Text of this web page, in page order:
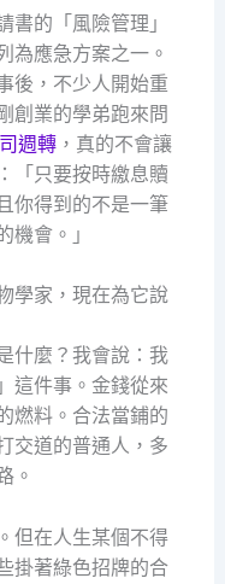
的「風險管理」
為應急方案之一。
後，不少人開始重
創業的學弟跑來問
週轉，真的不會讓
「只要按時繳息贖
你得到的不是一筆
會。」
學家，現在為它說
什麼？我會說：我
這件事。金錢從來
燃料。合法當鋪的
交道的普通人，多
。
但在人生某個不得
掛著綠色招牌的合